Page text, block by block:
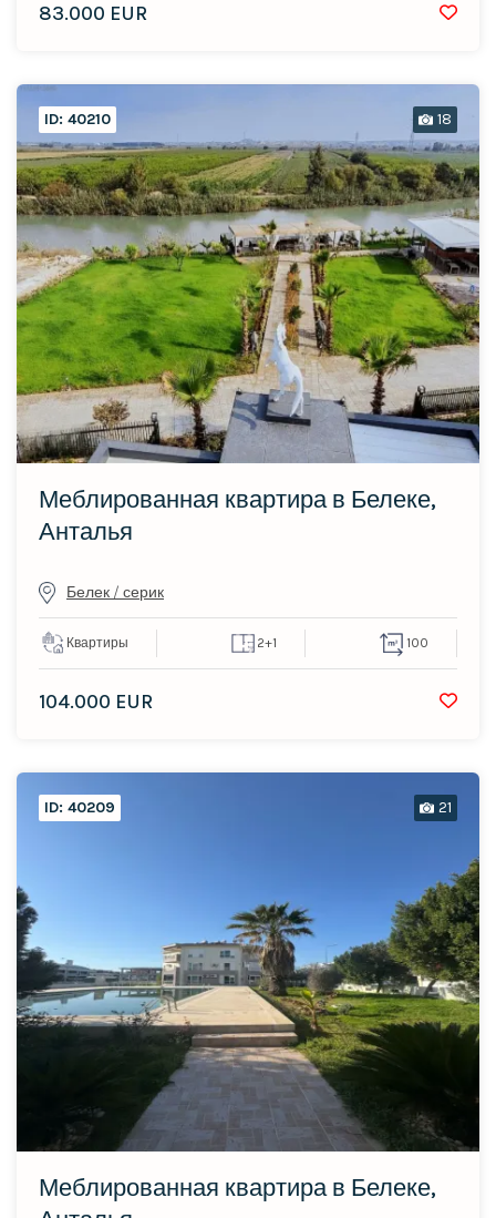
83.000 EUR
18
ID: 40210
Меблированная квартира в Белеке,
Анталья
Белек / серик
Квартиры 2+1 100
104.000 EUR
21
ID: 40209
Меблированная квартира в Белеке,